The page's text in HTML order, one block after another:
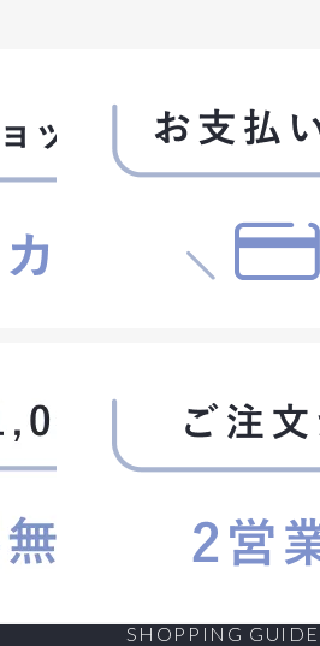
SHOPPING GUIDE